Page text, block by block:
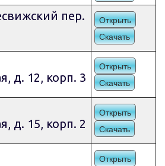
пер.
Открыть
Скачать
д. 12, корп. 3
Открыть
Скачать
д. 15, корп. 2
Открыть
Скачать
Открыть